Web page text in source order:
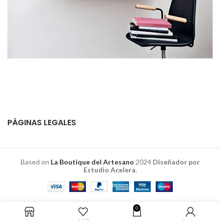
PÁGINAS LEGALES
Based on La Boutique del Artesano 2024 Diseñador por
Estudio Acelera.
0